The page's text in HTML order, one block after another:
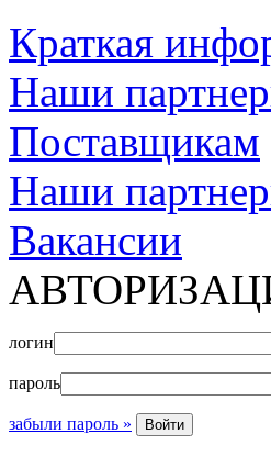
Краткая
Наши
Поставщикам
Наши
Вакансии
логин
пароль
забыли пароль »